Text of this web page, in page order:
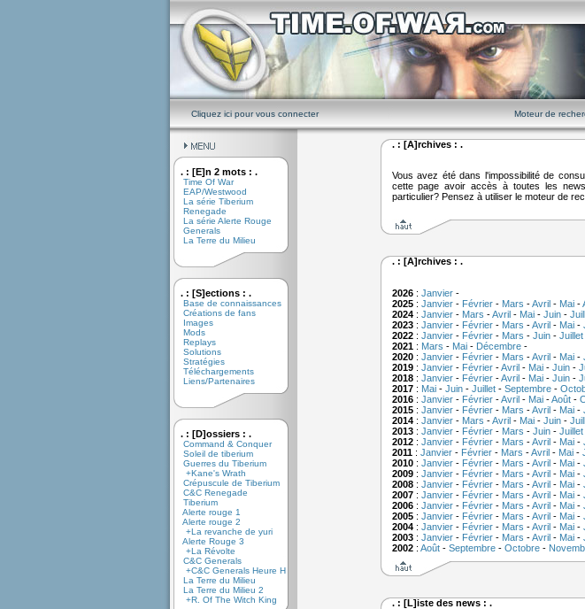
Cliquez ici pour vous connecter Moteur de
. : [E]n 2 mots : .
Time Of War
EAP/Westwood
La série Tiberium
Renegade
La série Alerte Rouge
Generals
La Terre du Milieu
. : [S]ections : .
Base de connaissances
Créations de fans
Images
Mods
Replays
Solutions
Stratégies
Téléchargements
Liens/Partenaires
. : [D]ossiers : .
Command & Conquer
Soleil de tiberium
Guerres du Tiberium
+Kane's Wrath
Crépuscule de Tiberium
C&C Renegade
Tiberium
Alerte rouge 1
Alerte rouge 2
+La revanche de yuri
Alerte Rouge 3
+La Révolte
C&C Generals
+C&C Generals Heure H
La Terre du Milieu
La Terre du Milieu 2
+R. Of The Witch King
. : [A]rchives : .
Vous avez été dans l'impossibilité de
cette page avoir accès à toutes les
particulier? Pensez à utiliser le moteur de
. : [A]rchives : .
2026: Janvier-
2025: Janvier- Février- Mars -Avril- Mai-
2024: Janvier- Mars -Avril- Mai- Juin-
2023: Janvier- Février- Mars -Avril- Mai-
2022: Janvier- Février- Mars - Juin- Juillet
2021: Mars - Mai- Décembre-
2020: Janvier- Février- Mars -Avril- Mai-
2019: Janvier- Février-Avril- Mai- Juin-
2018: Janvier- Février-Avril- Mai- Juin-
2017: Mai- Juin- Juillet- Septembre-
2016: Janvier- Février-Avril- Mai-Août-
2015: Janvier- Février- Mars -Avril- Mai-
2014: Janvier- Mars -Avril- Mai- Juin-
2013: Janvier- Février- Mars - Juin- Juillet
2012: Janvier- Février- Mars -Avril- Mai-
2011: Janvier- Février- Mars -Avril- Mai-
2010: Janvier- Février- Mars -Avril- Mai-
2009: Janvier- Février- Mars -Avril- Mai-
2008: Janvier- Février- Mars -Avril- Mai-
2007: Janvier- Février- Mars -Avril- Mai-
2006: Janvier- Février- Mars -Avril- Mai-
2005: Janvier- Février- Mars -Avril- Mai-
2004: Janvier- Février- Mars -Avril- Mai-
2003: Janvier- Février- Mars -Avril- Mai-
2002: Août- Septembre- Octobre-
. : [L]iste des news : .